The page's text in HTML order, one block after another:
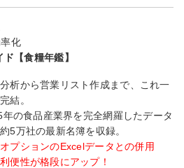
化
【食糧年鑑】
析から営業リスト作成まで、これ一
結。
年の食品産業界を完全網羅したデータ
5万社の最新名簿を収録。
プションのExcelデータとの併用
便性が格段にアップ！